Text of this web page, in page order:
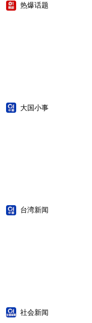
热爆话题
大国小事
台湾新闻
社会新闻